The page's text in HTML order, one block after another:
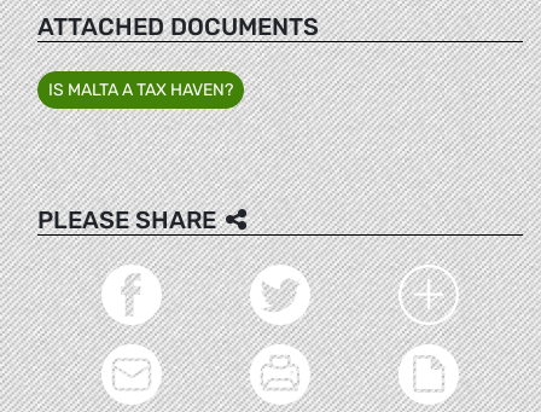
ATTACHED DOCUMENTS
IS MALTA A TAX HAVEN?
PLEASE SHARE